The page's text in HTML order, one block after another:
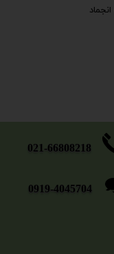
​​​​​021-66808218
0919-4045704